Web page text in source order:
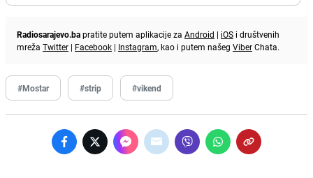
Radiosarajevo.bapratite putem aplikacije za Android | iOS i društvenih
mreža Twitter | Facebook | Instagram, kao i putem našeg ViberChata.
#Mostar #strip #vikend